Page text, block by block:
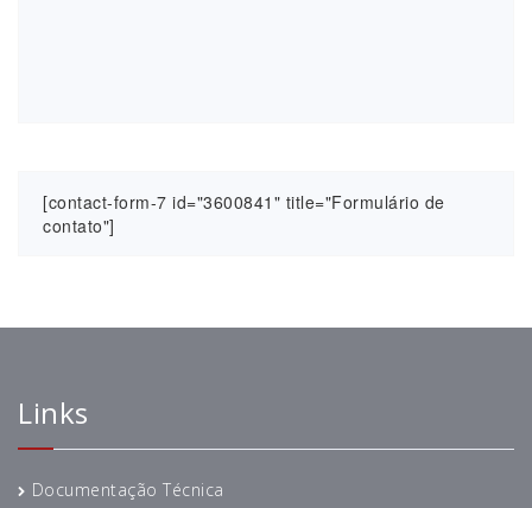
[contact-form-7 id="3600841" title="Formulário de
contato"]
Links
Documentação Técnica